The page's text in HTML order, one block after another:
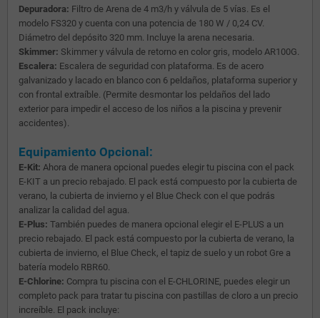
Depuradora: Filtro de Arena de 4 m3/h y válvula de 5 vías. Es el
modelo FS320 y cuenta con una potencia de 180 W / 0,24 CV.
Diámetro del depósito 320 mm. Incluye la arena necesaria.
Skimmer: Skimmer y válvula de retorno en color gris, modelo AR100G.
Escalera: Escalera de seguridad con plataforma. Es de acero
galvanizado y lacado en blanco con 6 peldaños, plataforma superior y
con frontal extraíble. (Permite desmontar los peldaños del lado
exterior para impedir el acceso de los niños a la piscina y prevenir
accidentes).
Equipamiento Opcional:
E-Kit: Ahora de manera opcional puedes elegir tu piscina con el pack
E-KIT a un precio rebajado. El pack está compuesto por la cubierta de
verano, la cubierta de invierno y el Blue Check con el que podrás
analizar la calidad del agua.
E-Plus: También puedes de manera opcional elegir el E-PLUS a un
precio rebajado. El pack está compuesto por la cubierta de verano, la
cubierta de invierno, el Blue Check, el tapiz de suelo y un robot Gre a
batería modelo RBR60.
E-Chlorine: Compra tu piscina con el E-CHLORINE, puedes elegir un
completo pack para tratar tu piscina con pastillas de cloro a un precio
increíble. El pack incluye: